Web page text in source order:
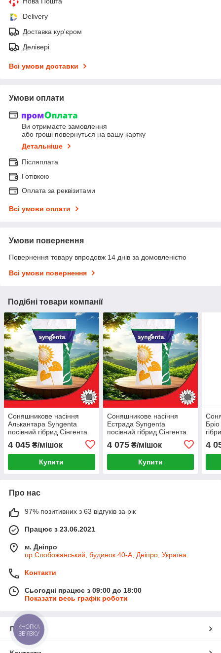
Delivery
Доставка кур'єром
Делівері
Всі умови доставки
Умови оплати
Ви отримаєте замовлення
або гроші повернуться на вашу картку
Детальніше
Післяплата
Готівкою
Оплата за реквізитами
Всі умови оплати
Умови повернення
Повернення товару впродовж 14 днів за домовленістю
Всі умови повернення
Подібні товари компанії
Соняшникове насіння
Алькантара Syngenta
посівний гібрид Сінгента
4 045 ₴/мішок
Купити
Соняшникове насіння
Естрада Syngenta
посівний гібрид Сінгента
4 075₴/мішок
Купити
4
Про нас
97% позитивних з 63 відгуків за рік
Працює з 23.06.2021
м. Дніпро
пр.Слобожанський, будинок 40-А, Дніпро, Україна
Контакти
Сьогодні працює з 09:00 до 18:00
Показати весь графік роботи
Про нас
КНОПКА
ЗВ'ЯЗКУ